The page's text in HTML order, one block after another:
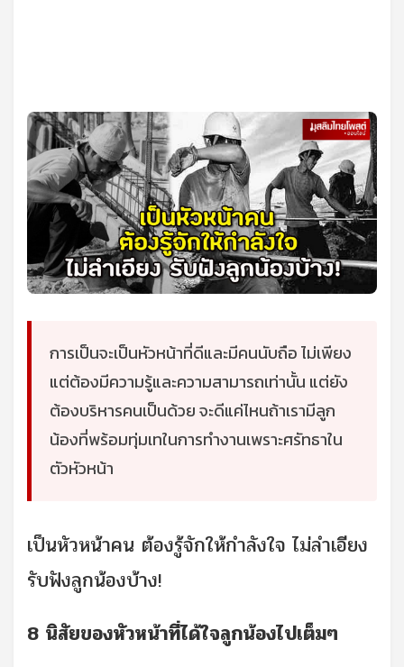
การเป็นจะเป็นหัวหน้าที่ดีและมีคนนับถือ ไม่เพียง
แต่ต้องมีความรู้และความสามารถเท่านั้น แต่ยัง
ต้องบริหารคนเป็นด้วย จะดีแค่ไหนถ้าเรามีลูก
น้องที่พร้อมทุ่มเทในการทำงานเพราะศรัทธาใน
ตัวหัวหน้า
เป็นหัวหน้าคน ต้องรู้จักให้กำลังใจ ไม่ลำเอียง
รับฟังลูกน้องบ้าง!
8 นิสัยของหัวหน้าที่ได้ใจลูกน้องไปเต็มๆ